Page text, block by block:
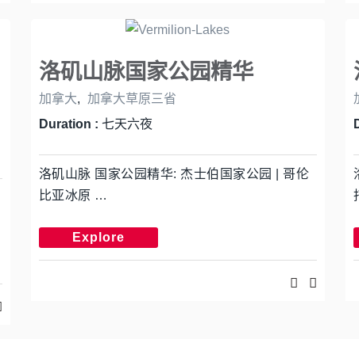
洛矶山脉国家公园精华
加拿大,
加拿大草原三省
Duration : 七天六夜
洛矶山脉 国家公园精华: 杰士伯国家公园 | 哥伦
比亚冰原 …
Explore